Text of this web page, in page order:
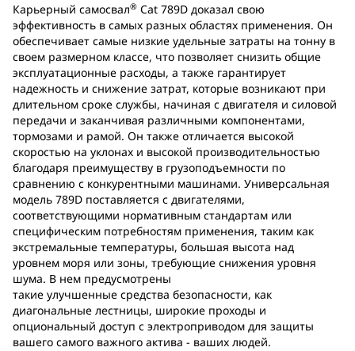
Карьерный самосвал® Cat 789D доказал свою
эффективность в самых разных областях применения. Он
обеспечивает самые низкие удельные затраты на тонну в
своем размерном классе, что позволяет снизить общие
эксплуатационные расходы, а также гарантирует
надежность и снижение затрат, которые возникают при
длительном сроке службы, начиная с двигателя и силовой
передачи и заканчивая различными компонентами,
тормозами и рамой. Он также отличается высокой
скоростью на уклонах и высокой производительностью
благодаря преимуществу в грузоподъемности по
сравнению с конкурентными машинами. Универсальная
модель 789D поставляется с двигателями,
соответствующими нормативным стандартам или
специфическим потребностям применения, таким как
экстремальные температуры, большая высота над
уровнем моря или зоны, требующие снижения уровня
шума. В нем предусмотрены
такие улучшенные средства безопасности, как
диагональные лестницы, широкие проходы и
опциональный доступ с электроприводом для защиты
вашего самого важного актива - ваших людей.